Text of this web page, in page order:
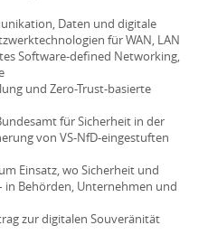
Daten und digitale
für WAN, LAN
Software-defined Networking,
und Zero-Trust-basierte
für Sicherheit in der
von VS-NfD-eingestuften
Einsatz, wo Sicherheit und
in Behörden, Unternehmen und
zur digitalen Souveränität